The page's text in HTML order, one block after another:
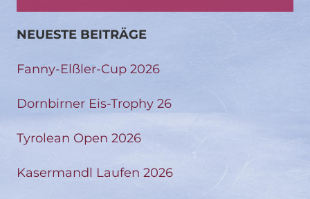
NEUESTE BEITRÄGE
Fanny-Elßler-Cup 2026
Dornbirner Eis-Trophy 26
Tyrolean Open 2026
Kasermandl Laufen 2026